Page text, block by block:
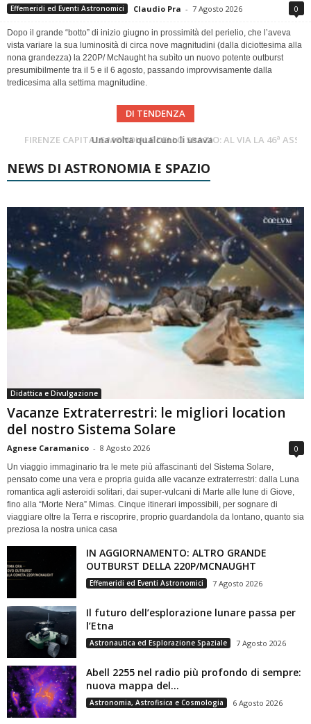
Effemeridi ed Eventi Astronomici Claudio Pra - 7 Agosto 2026 0
Dopo il grande “botto” di inizio giugno in prossimità del perielio, che l’aveva
vista variare la sua luminosità di circa nove magnitudini (dalla diciottesima alla
nona grandezza) la 220P/ McNaught ha subìto un nuovo potente outburst
presumibilmente tra il 5 e il 6 agosto, passando improvvisamente dalla
tredicesima alla settima magnitudine.
DI TENDENZA
FIRENZE CAPITALE MONDIALE DELLO SPAZIO: AL VIA LA 46ª ASSEMBLEA SCIENTIFICA DEL COSPAR
Cielo del Mese di Agosto 2026
NEWS DI ASTRONOMIA E SPAZIO
Didattica e Divulgazione
Vacanze Extraterrestri: le migliori location
del nostro Sistema Solare
Agnese Caramanico - 8 Agosto 2026 0
Un viaggio immaginario tra le mete più affascinanti del Sistema Solare,
pensato come una vera e propria guida alle vacanze extraterrestri: dalla Luna
romantica agli asteroidi solitari, dai super-vulcani di Marte alle lune di Giove,
fino alla “Morte Nera” Mimas. Cinque itinerari impossibili, per sognare di
viaggiare oltre la Terra e riscoprire, proprio guardandola da lontano, quanto sia
preziosa la nostra unica casa
IN AGGIORNAMENTO: ALTRO GRANDE
OUTBURST DELLA 220P/MCNAUGHT
Effemeridi ed Eventi Astronomici 7 Agosto 2026
Il futuro dell’esplorazione lunare passa per
l’Etna
Astronautica ed Esplorazione Spaziale 7 Agosto 2026
Abell 2255 nel radio più profondo di sempre:
nuova mappa del...
Astronomia, Astrofisica e Cosmologia 6 Agosto 2026